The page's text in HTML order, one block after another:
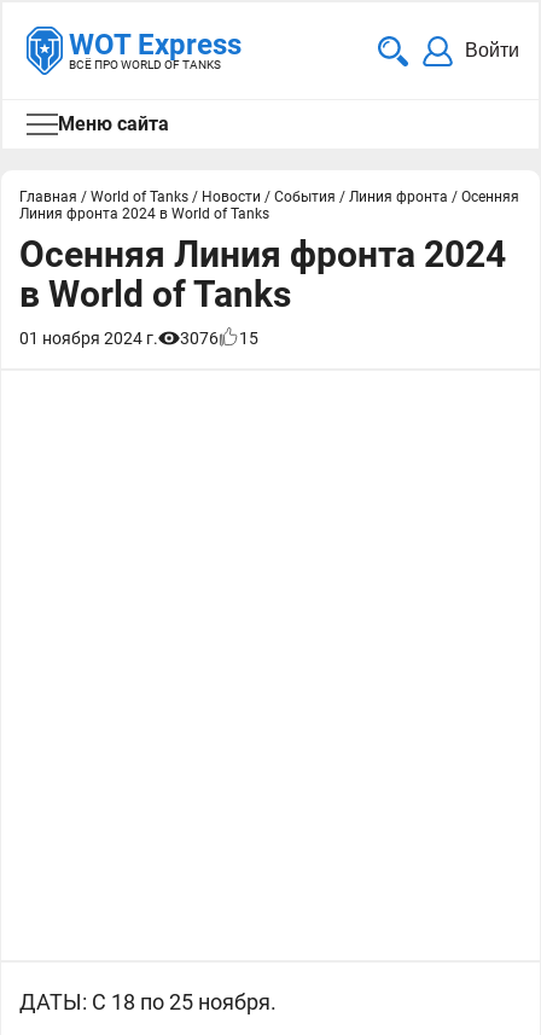
WOT Express
ВСЁ ПРО WORLD OF TANKS
Войти
Меню сайта
Главная / World of Tanks / Новости / События / Линия фронта / Осенняя
Линия фронта 2024 в World of Tanks
Осенняя Линия фронта 2024
в World of Tanks
01 ноября 2024 г. 3076 15
ДАТЫ: С 18 по 25 ноября.